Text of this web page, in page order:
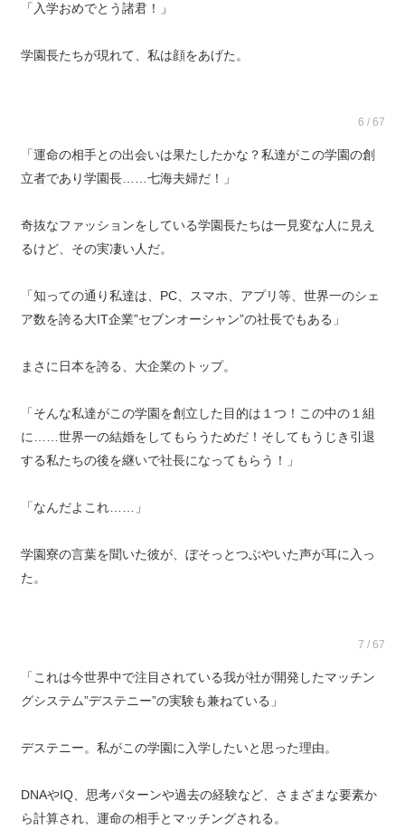
「入学おめでとう諸君！」
学園長たちが現れて、私は顔をあげた。
6 / 67
「運命の相手との出会いは果たしたかな？私達がこの学園の創
立者であり学園長……七海夫婦だ！」
奇抜なファッションをしている学園長たちは一見変な人に見え
るけど、その実凄い人だ。
「知っての通り私達は、PC、スマホ、アプリ等、世界一のシェ
ア数を誇る大IT企業”セブンオーシャン”の社長でもある」
まさに日本を誇る、大企業のトップ。
「そんな私達がこの学園を創立した目的は１つ！この中の１組
に……世界一の結婚をしてもらうためだ！そしてもうじき引退
する私たちの後を継いで社長になってもらう！」
「なんだよこれ……」
学園寮の言葉を聞いた彼が、ぼそっとつぶやいた声が耳に入っ
た。
7 / 67
「これは今世界中で注目されている我が社が開発したマッチン
グシステム”デステニー”の実験も兼ねている」
デステニー。私がこの学園に入学したいと思った理由。
DNAやIQ、思考パターンや過去の経験など、さまざまな要素か
ら計算され、運命の相手とマッチングされる。